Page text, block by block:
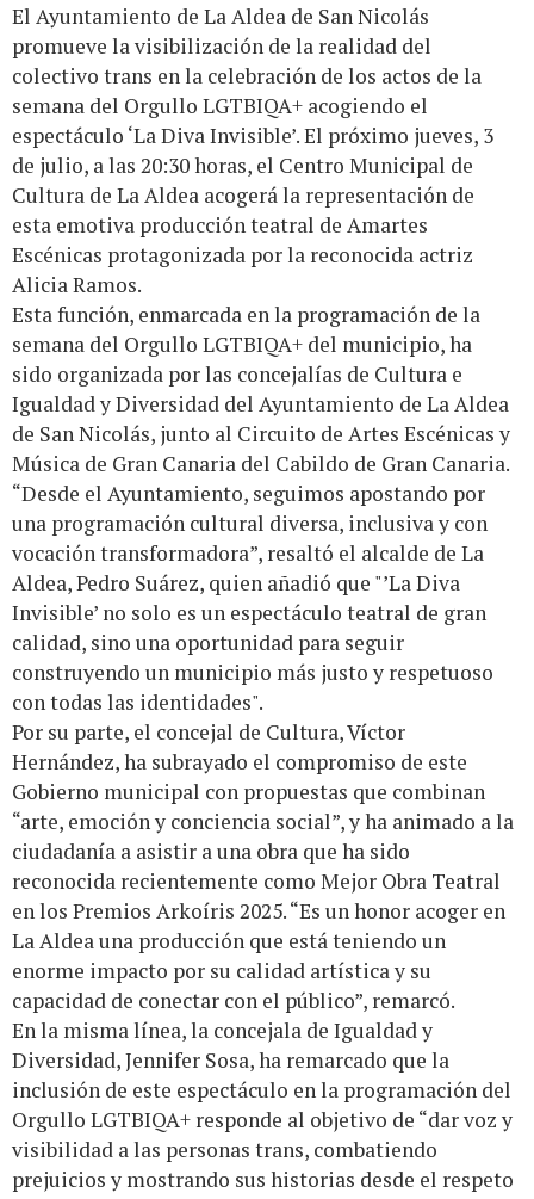
El Ayuntamiento de La Aldea de San Nicolás
promueve la visibilización de la realidad del
colectivo trans en la celebración de los actos de la
semana del Orgullo LGTBIQA+ acogiendo el
espectáculo ‘La Diva Invisible’. El próximo jueves, 3
de julio, a las 20:30 horas, el Centro Municipal de
Cultura de La Aldea acogerá la representación de
esta emotiva producción teatral de Amartes
Escénicas protagonizada por la reconocida actriz
Alicia Ramos.
Esta función, enmarcada en la programación de la
semana del Orgullo LGTBIQA+ del municipio, ha
sido organizada por las concejalías de Cultura e
Igualdad y Diversidad del Ayuntamiento de La Aldea
de San Nicolás, junto al Circuito de Artes Escénicas y
Música de Gran Canaria del Cabildo de Gran Canaria.
“Desde el Ayuntamiento, seguimos apostando por
una programación cultural diversa, inclusiva y con
vocación transformadora”, resaltó el alcalde de La
Aldea, Pedro Suárez, quien añadió que "’La Diva
Invisible’ no solo es un espectáculo teatral de gran
calidad, sino una oportunidad para seguir
construyendo un municipio más justo y respetuoso
con todas las identidades".
Por su parte, el concejal de Cultura, Víctor
Hernández, ha subrayado el compromiso de este
Gobierno municipal con propuestas que combinan
“arte, emoción y conciencia social”, y ha animado a la
ciudadanía a asistir a una obra que ha sido
reconocida recientemente como Mejor Obra Teatral
en los Premios Arkoíris 2025. “Es un honor acoger en
La Aldea una producción que está teniendo un
enorme impacto por su calidad artística y su
capacidad de conectar con el público”, remarcó.
En la misma línea, la concejala de Igualdad y
Diversidad, Jennifer Sosa, ha remarcado que la
inclusión de este espectáculo en la programación del
Orgullo LGTBIQA+ responde al objetivo de “dar voz y
visibilidad a las personas trans, combatiendo
prejuicios y mostrando sus historias desde el respeto